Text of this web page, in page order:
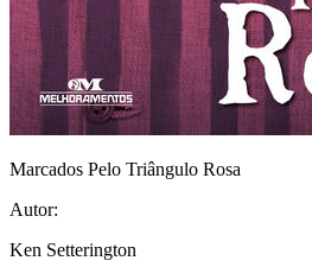
Marcados Pelo Triângulo Rosa
Autor:
Ken Setterington